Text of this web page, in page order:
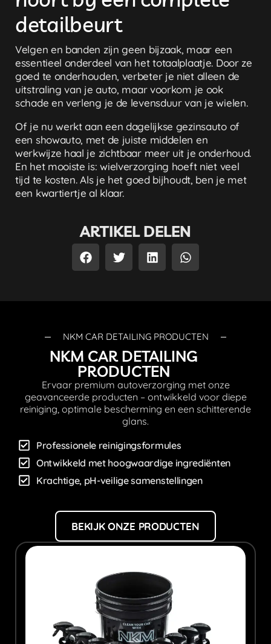
detailbeurt
Velgen en banden zijn geen bijzaak, maar een
essentieel onderdeel van het totaalplaatje. Door ze
goed te onderhouden, verbeter je niet alleen de
uitstraling van je auto, maar voorkom je ook
schade en verleng je de levensduur van je wielen.
Of je nu werkt aan een dagelijkse gezinsauto of
een showauto, met de juiste middelen en
werkwijze haal je zichtbaar meer uit je onderhoud.
En het mooiste is: wielverzorging hoeft niet veel
tijd te kosten. Als je het goed bijhoudt, ben je met
een kwartiertje al klaar.
ARTIKEL DELEN
NKM CAR DETAILING PRODUCTEN
NKM CAR DETAILING
PRODUCTEN
Ervaar premium autoverzorging met onze
geavanceerde producten – ontwikkeld voor diepe
reiniging, optimale bescherming en een schitterende
glans.
Professionele reinigingsformules
Ontwikkeld met hoogwaardige ingrediënten
Krachtige, pH-veilige samenstellingen
BEKIJK ONZE PRODUCTEN